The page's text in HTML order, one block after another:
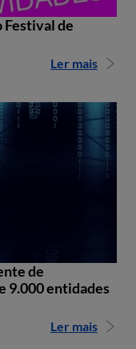
Festival de
Ler mais
de
9.000 entidades
Ler mais